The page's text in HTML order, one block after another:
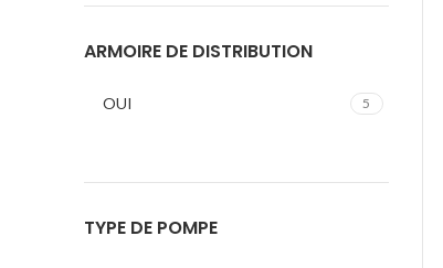
ARMOIRE DE DISTRIBUTION
OUI 5
TYPE DE POMPE